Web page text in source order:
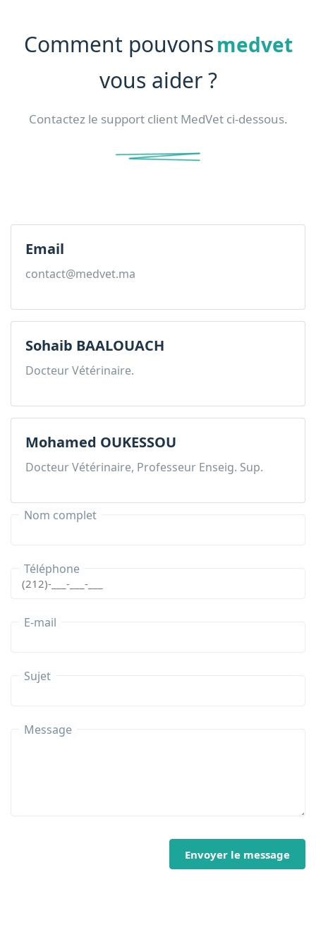
Comment pouvonsmedvet
vous aider ?
Contactez le support client MedVet ci-dessous.
Email
contact@medvet.ma
Sohaib BAALOUACH
Docteur Vétérinaire.
Mohamed OUKESSOU
Docteur Vétérinaire, Professeur Enseig. Sup.
Nom complet
Téléphone
E-mail
Sujet
Message
Envoyer le message